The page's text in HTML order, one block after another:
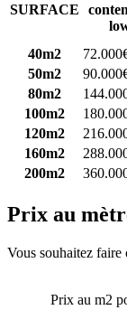
SURFACE
40m2
50m2
80m2
100m2
120m2
160m2
200m2
Prix au
Vous souhaitez faire
Prix au m2